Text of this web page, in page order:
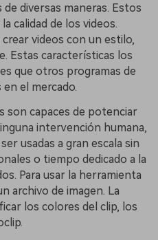
de diversas maneras. Estos
calidad de los videos.
videos con un estilo,
Estas características los
que otros programas de
el mercado.
son capaces de potenciar
intervención humana,
usadas a gran escala sin
o tiempo dedicado a la
Para usar la herramienta
archivo de imagen. La
los colores del clip, los